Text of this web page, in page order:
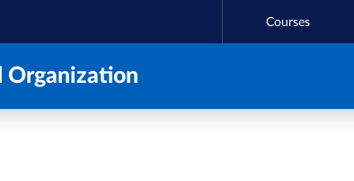
Courses
Organization